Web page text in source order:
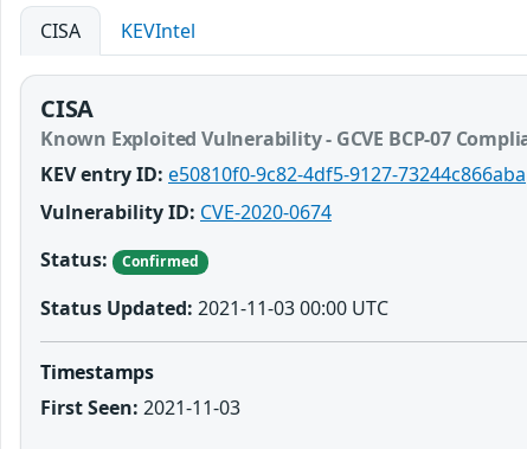
CISA KEVIntel
CISA
Known Exploited Vulnerability - GCVE BCP-07
KEV entry ID: e50810f0-9c82-4df5-9127-73244c866aba
Vulnerability ID: CVE-2020-0674
Status:
Confirmed
Status Updated: 2021-11-03 00:00 UTC
Timestamps
First Seen: 2021-11-03